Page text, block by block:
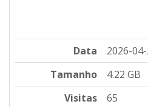
Data
2026-
Tamanho
4.22 GB
Visitas
65